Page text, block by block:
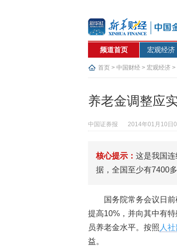
频道首页 宏观经济
首页 > 中国财经 > 宏观经济 >
养老金调整应
中国证券报 2014年01月10日
核心提示： 这是我国
据，全国至少有7400
国务院常务会议日
提高10%，并向其中有
员养老金水平。按照 人
益。